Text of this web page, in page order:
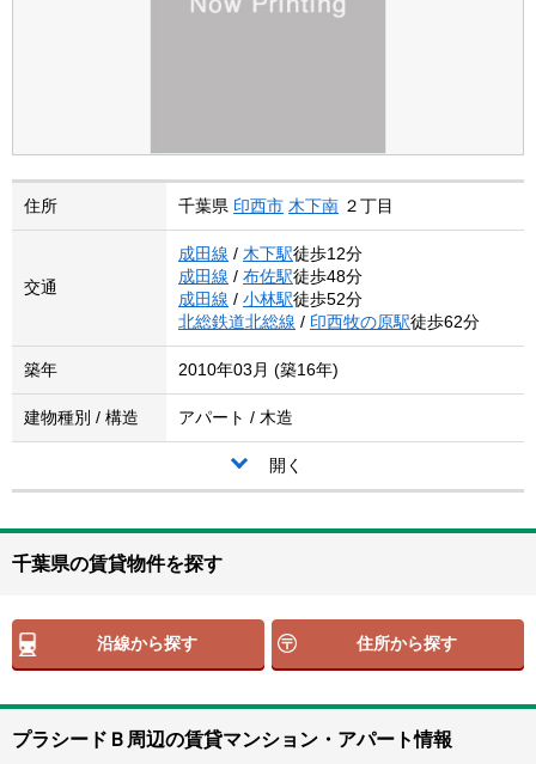
住所 千葉県 印西市 木下南 ２丁目
交通
成田線 / 木下駅徒歩12分
成田線 / 布佐駅徒歩48分
成田線 / 小林駅徒歩52分
北総鉄道北総線 / 印西牧の原駅徒歩62分
築年 2010年03月 (築16年)
建物種別 / 構造 アパート / 木造
開く
千葉県の賃貸物件を探す
沿線から探す 住所から探す
プラシードＢ周辺の賃貸マンション・アパート情報